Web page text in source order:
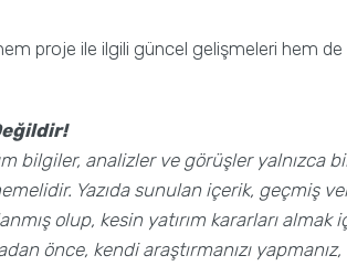
proje ile ilgili güncel gelişmeleri hem
bilgiler, analizler ve görüşler yalnızca
Yazıda sunulan içerik, geçmiş
olup, kesin yatırım kararları
önce, kendi araştırmanızı